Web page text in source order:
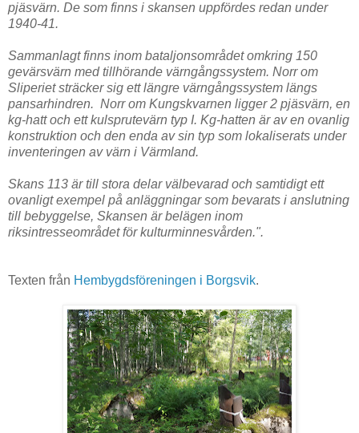
pjäsvärn. De som finns i skansen uppfördes redan under
1940-41.
Sammanlagt finns inom bataljonsområdet omkring 150
gevärsvärn med tillhörande värngångssystem. Norr om
Sliperiet sträcker sig ett längre värngångssystem längs
pansarhindren. Norr om Kungskvarnen ligger 2 pjäsvärn, en
kg-hatt och ett kulsprutevärn typ I. Kg-hatten är av en ovanlig
konstruktion och den enda av sin typ som lokaliserats under
inventeringen av värn i Värmland.
Skans 113 är till stora delar välbevarad och samtidigt ett
ovanligt exempel på anläggningar som bevarats i anslutning
till bebyggelse, Skansen är belägen inom
riksintresseområdet för kulturminnesvården.".
Texten från Hembygdsföreningen i Borgsvik.